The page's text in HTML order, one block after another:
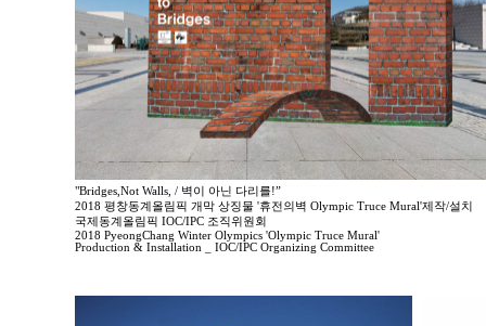
"Bridges,Not Walls, / 벽이 아닌 다리를!”
2018 평창동계올림픽 개막 상징물 '휴전의벽 Olympic Truce Mural'제작/설치
국제동계올림픽 IOC/IPC 조직위원회
2018 PyeongChang Winter Olympics 'Olympic Truce Mural'
Production & Installation _ IOC/IPC Organizing Committee